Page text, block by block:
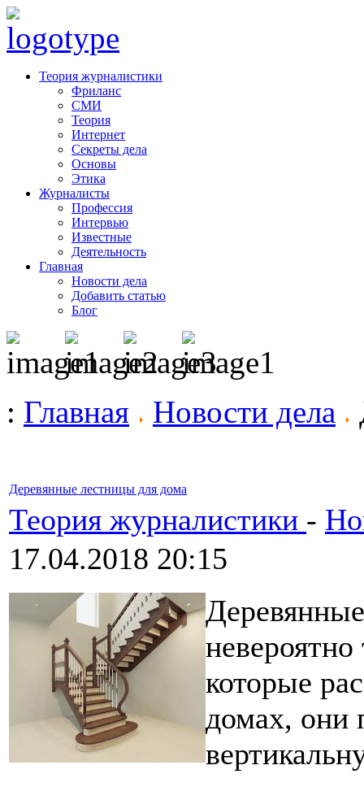
Теория журналистики
Фриланс
СМИ
Теория
Интернет
Секреты дела
Основы
Этика
Журналисты
Профессия
Интервью
Известные
Деятельность
Главная
Новости дела
Добавить статью
Блог
: Главная Новости дела
Деревянные лестницы для дома
Теория журналистики -
17.04.2018 20:15
которые
домах, они